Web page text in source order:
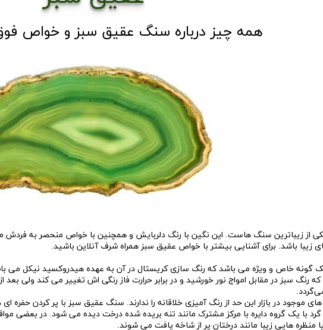
همه چیز درباره سنگ عقیق سبز و خواص
از زیباترین سنگ هاست. این نگین با رنگ دلربایش و همچنین با خواص منحصر به فردش می
زیبا باشد. برای آشنایی بیشتر با خواص عقیق سبز همراه شرف آنلاین باشید.
خاص و ویژه می باشد که رنگ سازی کریستال در آن به عهده هیدروکسید نیکل می
سبز در مقابل امواج نور خورشید و در برابر حرارت فاز رنگی اش تغییر می کند ولی بعد
موجود در بازار این حد از رنگ آمیزی خلاقانه را ندارند. سنگ عقیق سبز با پر کردن
با یک گروه دایره با مرکز مشترک مانند تنه بریده شده درخت دیده می شود. در بعضی
منظره هایی زیبا مانند درختان پر از شاخه یافت می شوند.